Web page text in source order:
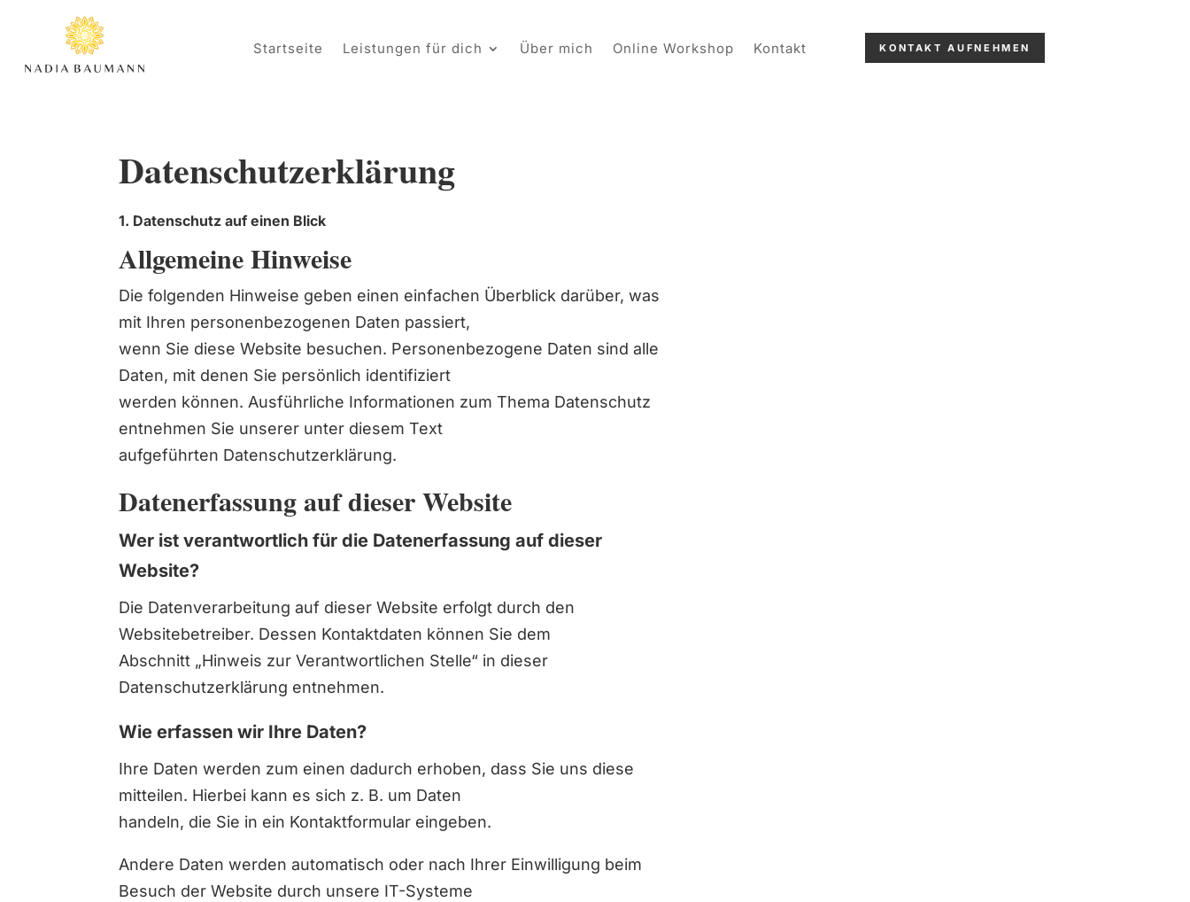
Startseite Leistungen für dich Über mich Online Workshop Kontakt KONTAKT AUFNEHMEN
Datenschutzerklärung
1. Datenschutz auf einen Blick
Allgemeine Hinweise
Die folgenden Hinweise geben einen einfachen Überblick darüber, was
mit Ihren personenbezogenen Daten passiert,
wenn Sie diese Website besuchen. Personenbezogene Daten sind alle
Daten, mit denen Sie persönlich identifiziert
werden können. Ausführliche Informationen zum Thema Datenschutz
entnehmen Sie unserer unter diesem Text
aufgeführten Datenschutzerklärung.
Datenerfassung auf dieser Website
Wer ist verantwortlich für die Datenerfassung auf dieser
Website?
Die Datenverarbeitung auf dieser Website erfolgt durch den
Websitebetreiber. Dessen Kontaktdaten können Sie dem
Abschnitt „Hinweis zur Verantwortlichen Stelle“ in dieser
Datenschutzerklärung entnehmen.
Wie erfassen wir Ihre Daten?
Ihre Daten werden zum einen dadurch erhoben, dass Sie uns diese
mitteilen. Hierbei kann es sich z. B. um Daten
handeln, die Sie in ein Kontaktformular eingeben.
Andere Daten werden automatisch oder nach Ihrer Einwilligung beim
Besuch der Website durch unsere IT-Systeme